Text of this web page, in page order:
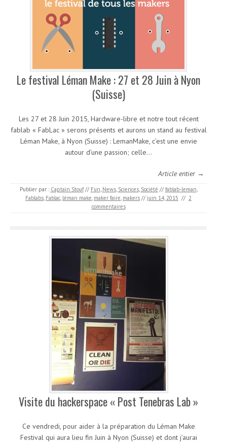
Le festival Léman Make : 27 et 28 Juin à Nyon
(Suisse)
Les 27 et 28 Juin 2015, Hardware-libre et notre tout récent
fablab « FabLac » serons présents et aurons un stand au festival
Léman Make, à Nyon (Suisse) : LemanMake, c’est une envie
autour d’une passion; celle…
Article entier →
Publier par : Captain Stouf // Fun, News, Sciences, Société // fablab-leman,
Fablabs, Fablac, léman make, maker faire, makers // juin 14, 2015 // 2
commentaires
Visite du hackerspace « Post Tenebras Lab »
Ce vendredi, pour aider à la préparation du Léman Make
Festival qui aura lieu fin Juin à Nyon (Suisse) et dont j’aurai